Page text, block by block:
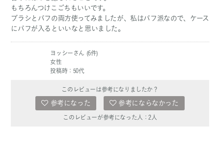
もちろんつけこごちもいいです。
ブラシとパフの両方使ってみましたが、私はパフ派なので、ケース
にパフが入るといいなと思いました。
ヨッシーさん (6件)
女性
投稿時：50代
このレビューは参考になりましたか？
参考になった 参考にならなかった
このレビューが参考になった人：2 人